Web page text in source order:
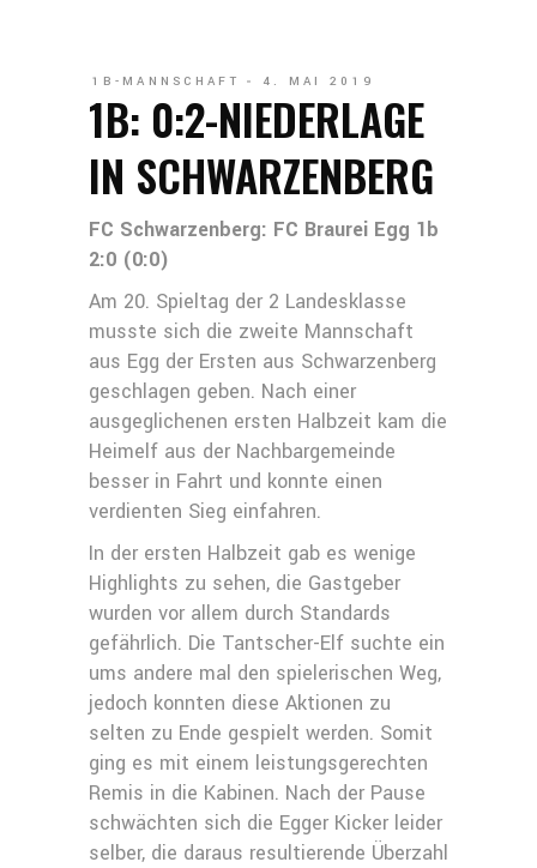
1B-MANNSCHAFT 4. MAI 2019
1B: 0:2-NIEDERLAGE
IN SCHWARZENBERG
FC Schwarzenberg: FC Braurei Egg 1b
2:0 (0:0)
Am 20. Spieltag der 2 Landesklasse
musste sich die zweite Mannschaft
aus Egg der Ersten aus Schwarzenberg
geschlagen geben. Nach einer
ausgeglichenen ersten Halbzeit kam die
Heimelf aus der Nachbargemeinde
besser in Fahrt und konnte einen
verdienten Sieg einfahren.
In der ersten Halbzeit gab es wenige
Highlights zu sehen, die Gastgeber
wurden vor allem durch Standards
gefährlich. Die Tantscher-Elf suchte ein
ums andere mal den spielerischen Weg,
jedoch konnten diese Aktionen zu
selten zu Ende gespielt werden. Somit
ging es mit einem leistungsgerechten
Remis in die Kabinen. Nach der Pause
schwächten sich die Egger Kicker leider
selber, die daraus resultierende Überzahl